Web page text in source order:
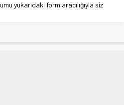
yukarıdaki form aracılığıyla siz